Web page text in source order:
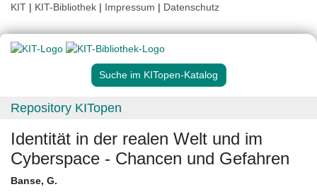
KIT | KIT-Bibliothek | Impressum | Datenschutz
Suche im KITopen-Katalog
Repository KITopen
Identität in der realen Welt und im
Cyberspace - Chancen und Gefahren
Banse, G.